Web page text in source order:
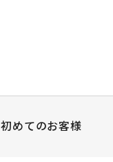
初めてのお客様